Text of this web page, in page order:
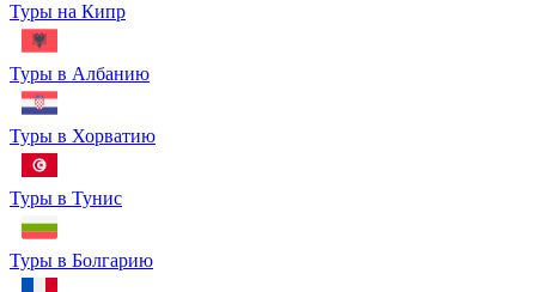
Туры на Кипр
Туры в Албанию
Туры в Хорватию
Туры в Тунис
Туры в Болгарию